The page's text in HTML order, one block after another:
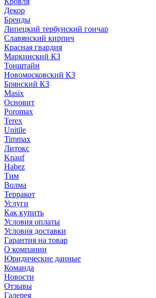
Декор
Бренды
Липецкий тербунский гончар
Славянский кирпич
Красная гвардия
Маркинский КЗ
Тонштайн
Новомосковский КЗ
Брянский КЗ
Masix
Основит
Poromax
Terex
Unitile
Timmax
Литокс
Knauf
Habez
Тим
Волма
Терракот
Услуги
Как купить
Условия оплаты
Условия доставки
Гарантия на товар
О компании
Юридические данные
Команда
Новости
Отзывы
Галерея